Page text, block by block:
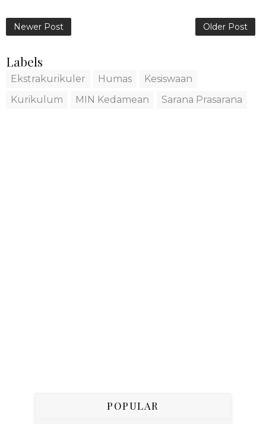
Newer Post Older Post
Labels
Ekstrakurikuler Humas
Kesiswaan
Kurikulum
MIN Kedamean Sarana Prasarana
POPULAR